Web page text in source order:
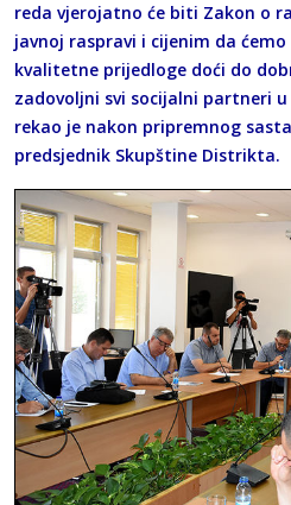
reda vjerojatno će biti Zakon o
javnoj raspravi i cijenim da
kvalitetne prijedloge doći do
zadovoljni svi socijalni partneri
rekao je nakon pripremnog
predsjednik Skupštine Distrikta.